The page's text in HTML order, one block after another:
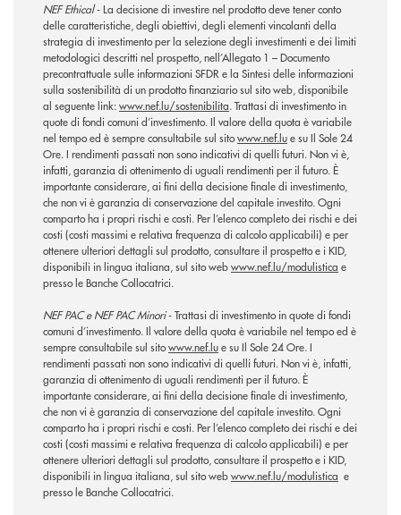
NEF Ethical- La decisione di investire nel prodotto deve tener conto
delle caratteristiche, degli obiettivi, degli elementi vincolanti della
strategia di investimento per la selezione degli investimenti e dei limiti
metodologici descritti nel prospetto, nell’Allegato 1 – Documento
precontrattuale sulle informazioni SFDR e la Sintesi delle informazioni
sulla sostenibilità di un prodotto finanziario sul sito web, disponibile
al seguente link:www.nef.lu/sostenibilita. Trattasi di investimento in
quote di fondi comuni d’investimento. Il valore della quota è variabile
nel tempo ed è sempre consultabile sul sitowww.nef.lue su Il Sole 24
Ore. I rendimenti passati non sono indicativi di quelli futuri. Non vi è,
infatti, garanzia di ottenimento di uguali rendimenti per il futuro. È
importante considerare, ai fini della decisione finale di investimento,
che non vi è garanzia di conservazione del capitale investito. Ogni
comparto ha i propri rischi e costi. Per l’elenco completo dei rischi e dei
costi (costi massimi e relativa frequenza di calcolo applicabili) e per
ottenere ulteriori dettagli sul prodotto, consultare il prospetto e i KID,
disponibili in lingua italiana, sul sito webwww.nef.lu/modulistica e
presso le Banche Collocatrici.
NEF PAC e NEF PAC Minori- Trattasi di investimento in quote di fondi
comuni d’investimento. Il valore della quota è variabile nel tempo ed è
sempre consultabile sul sitowww.nef.lue su Il Sole 24 Ore. I
rendimenti passati non sono indicativi di quelli futuri. Non vi è, infatti,
garanzia di ottenimento di uguali rendimenti per il futuro. È
importante considerare, ai fini della decisione finale di investimento,
che non vi è garanzia di conservazione del capitale investito. Ogni
comparto ha i propri rischi e costi. Per l’elenco completo dei rischi e dei
costi (costi massimi e relativa frequenza di calcolo applicabili) e per
ottenere ulteriori dettagli sul prodotto, consultare il prospetto e i KID,
disponibili in lingua italiana, sul sito webwww.nef.lu/modulistica e
presso le Banche Collocatrici.